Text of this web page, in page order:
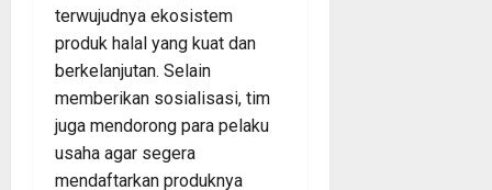
terwujudnya ekosistem
produk halal yang kuat dan
berkelanjutan. Selain
memberikan sosialisasi, tim
juga mendorong para pelaku
usaha agar segera
mendaftarkan produknya